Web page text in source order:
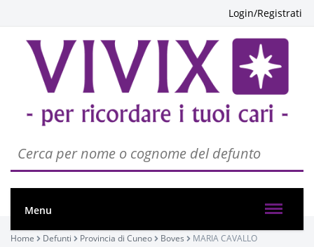
Login/Registrati
Menu
Home Defunti Provincia di Cuneo Boves
MARIA CAVALLO
PASSATE:
Boves, Chiesa Parrocchiale di Rivoira di Boves